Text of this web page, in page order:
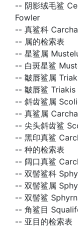
-- 阴影绒毛鲨
Fowler
-- 真鲨科
-- 属的检索表
-- 星鲨属
-- 白斑星鲨
-- 皺唇鲨属
-- 皺唇鲨
-- 斜齿鲨属
-- 真鲨属
-- 尖头斜齿鲨
-- 黑印真鲨
-- 种的检索表
-- 阔口真鲨
-- 双髻鲨科
-- 双髻鲨属
-- 双髻鲨
-- 角鲨目
-- 亚目的检索表